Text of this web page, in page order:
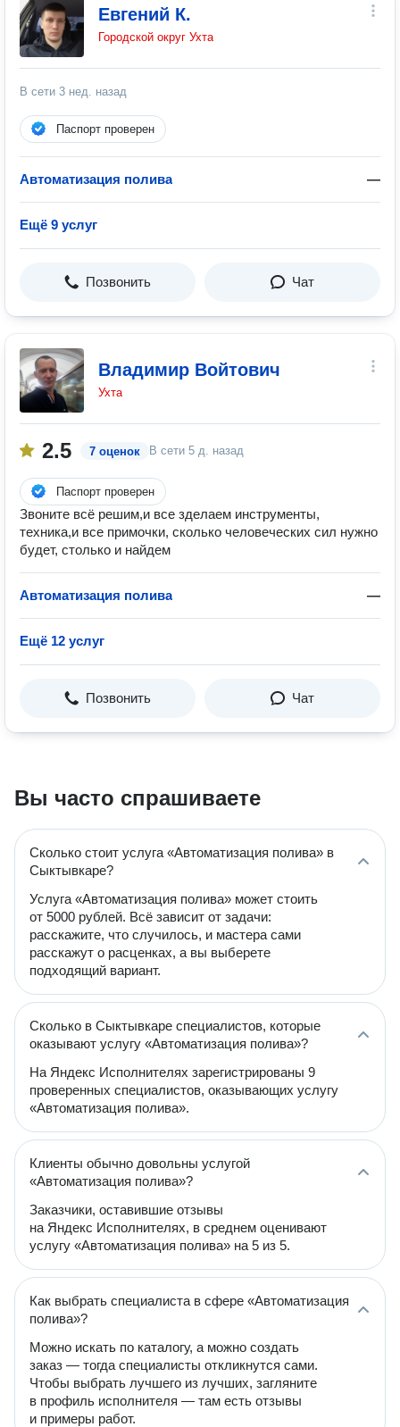
Евгений К.
Городской округ Ухта
В сети 3 нед. назад
Паспорт проверен
Автоматизация полива —
Ещё 9 услуг
Позвонить Чат
Владимир Войтович
Ухта
2.5 7 оценок В сети 5 д. назад
Паспорт проверен
Звоните всё решим,и все зделаем инструменты,
техника,и все примочки, сколько человеческих сил нужно
будет, столько и найдем
Автоматизация полива —
Ещё 12 услуг
Позвонить Чат
Вы часто спрашиваете
Сколько стоит услуга «Автоматизация полива» в
Сыктывкаре?
Услуга «Автоматизация полива» может стоить
от 5000 рублей. Всё зависит от задачи:
расскажите, что случилось, и мастера сами
расскажут о расценках, а вы выберете
подходящий вариант.
Сколько в Сыктывкаре специалистов, которые
оказывают услугу «Автоматизация полива»?
На Яндекс Исполнителях зарегистрированы 9
проверенных специалистов, оказывающих услугу
«Автоматизация полива».
Клиенты обычно довольны услугой
«Автоматизация полива»?
Заказчики, оставившие отзывы
на Яндекс Исполнителях, в среднем оценивают
услугу «Автоматизация полива» на 5 из 5.
Как выбрать специалиста в сфере «Автоматизация
полива»?
Можно искать по каталогу, а можно создать
заказ — тогда специалисты откликнутся сами.
Чтобы выбрать лучшего из лучших, загляните
в профиль исполнителя — там есть отзывы
и примеры работ.